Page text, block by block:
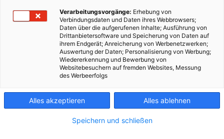
Verarbeitungsvorgänge: Erhebung von
Verbindungsdaten und Daten ihres Webbrowsers;
Daten über die aufgerufenen Inhalte; Ausführung von
Drittanbietersoftware und Speicherung von Daten auf
ihrem Endgerät; Anreicherung von Werbenetzwerken;
Auswertung der Daten; Personalisierung von Werbung;
Wiedererkennung und Bewerbung von
Websitebesuchern auf fremden Websites, Messung
des Werbeerfolgs
Alles akzeptieren Alles ablehnen
Speichern und schließen